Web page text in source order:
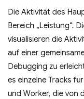
Die Aktivität des
Bereich „Leistung“.
visualisieren die
auf einer
Debugging zu
es einzelne Tracks
und Worker, die von